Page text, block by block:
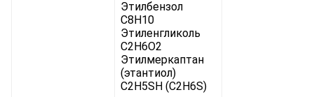
Этилбензол
C8H10
Этиленгликоль
C2H6O2
Этилмеркаптан
(этантиол)
C2H5SH (C2H6S)